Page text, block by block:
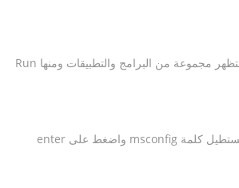
ان لم تجدها اضغط من اللائحة على All programs واضغط منها على Accessories ومنها ستظهر مجموعة من البرامج والتطبيقات ومنها Run